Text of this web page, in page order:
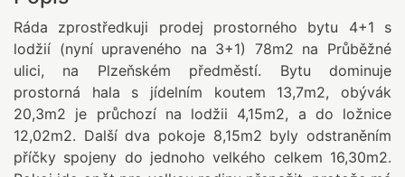
Ráda zprostředkuji prodej prostorného bytu 4+1 s
lodžií (nyní upraveného na 3+1) 78m2 na Průběžné
ulici, na Plzeňském předměstí. Bytu dominuje
prostorná hala s jídelním koutem 13,7m2, obývák
20,3m2 je průchozí na lodžii 4,15m2, a do ložnice
12,02m2. Další dva pokoje 8,15m2 byly odstraněním
příčky spojeny do jednoho velkého celkem 16,30m2.